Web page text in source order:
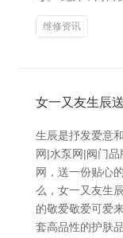
维修资讯
女一又友生辰
生辰是抒发爱意
网|水泵网|阀门
网，送一份贴心
么，女一又友生
的敬爱敬爱可爱
套高品性的护肤